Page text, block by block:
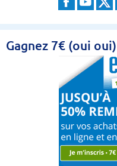
Gagnez 7€ (oui